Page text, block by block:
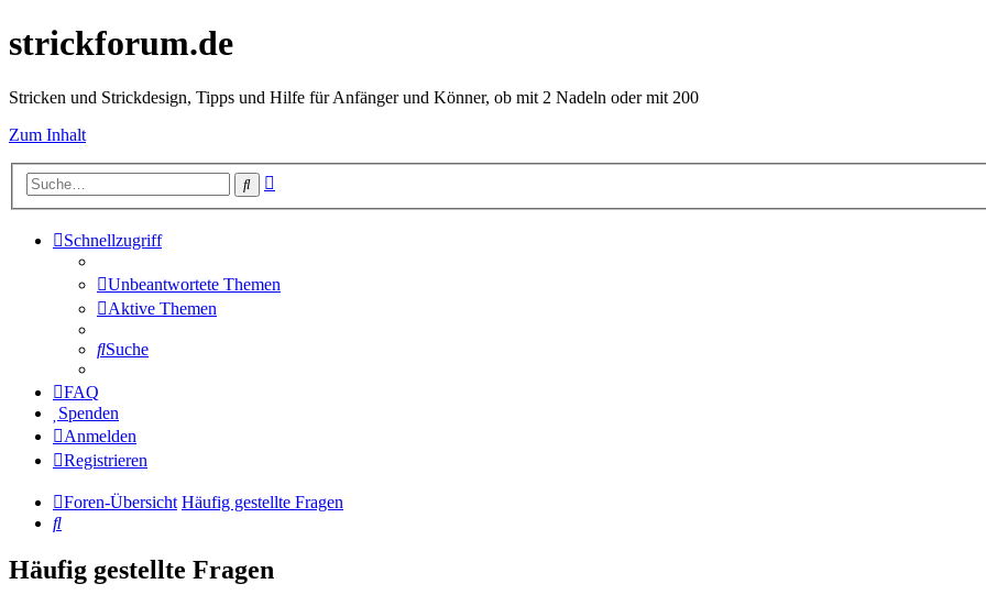
strickforum.de
Stricken und Strickdesign, Tipps und Hilfe für Anfänger und Könner, ob mit 2 Nadeln oder mit 200
Zum Inhalt
Suche
Schnellzugriff
Unbeantwortete Themen
Aktive Themen
Suche
FAQ
Spenden
Anmelden
Registrieren
Foren-Übersicht Häufig gestellte Fragen
Suche
Häufig gestellte Fragen